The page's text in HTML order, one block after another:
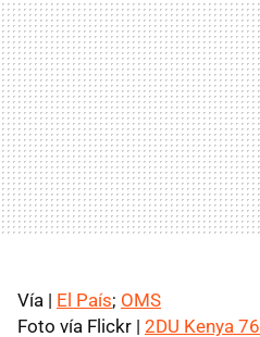
Vía | El País; OMS
Foto vía Flickr | 2DU Kenya 76